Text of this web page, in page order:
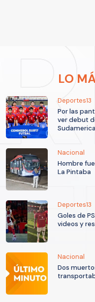
LO
Deportes13
Por las
ver debut
Nacional
Hombre
La Pintaba
Deportes13
Goles de
videos y
Nacional
Dos